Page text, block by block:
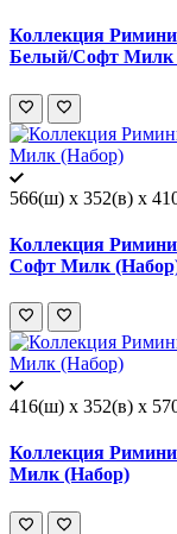
Коллекция
Белый/Софт Милк
566(ш) x 352(в) x
Коллекция
Софт Милк
416(ш) x 352(в) x
Коллекция
Милк (Набор)